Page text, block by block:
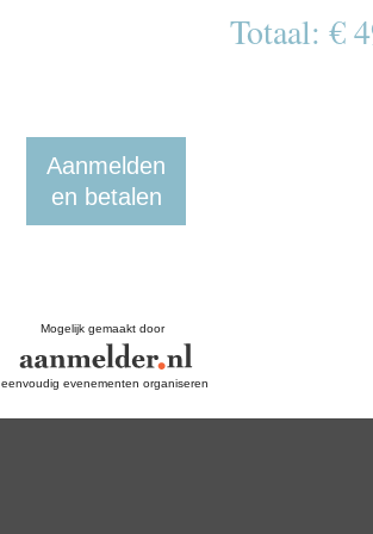
Totaal: €
Aanmelden
en betalen
Mogelijk gemaakt door
eenvoudig evenementen organiseren